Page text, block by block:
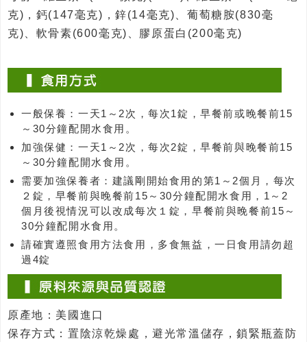
克)，鈣(147毫克)，鋅(14毫克)、葡萄糖胺(830毫
克)、軟骨素(600毫克)、膠原蛋白(200毫克)
一般保養：一天1～2次，每次1錠，早餐前或晚餐前15
～30分鐘配開水食用。
加強保健：一天1～2次，每次2錠，早餐前與晚餐前15
～30分鐘配開水食用。
需要加強保養者：建議剛開始食用的第1～2個月，每次
２錠，早餐前與晚餐前15～30分鐘配開水食用，1～2
個月後視情況可以改成每次１錠，早餐前與晚餐前15～
30分鐘配開水食用。
請確實遵照食用方法食用，多食無益，一日食用請勿超
過4錠
原產地：美國進口
保存方式：置陰涼乾燥處，避光常溫儲存，鎖緊瓶蓋防